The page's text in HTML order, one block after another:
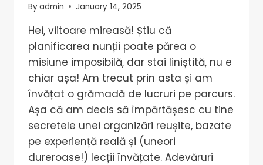
Byadmin January 14, 2025
Hei, viitoare mireasă! Știu că
planificarea nunții poate părea o
misiune imposibilă, dar stai liniștită, nu e
chiar așa! Am trecut prin asta și am
învățat o grămadă de lucruri pe parcurs.
Așa că am decis să împărtășesc cu tine
secretele unei organizări reușite, bazate
pe experiență reală și (uneori
dureroase!) lecții învățate. Adevăruri